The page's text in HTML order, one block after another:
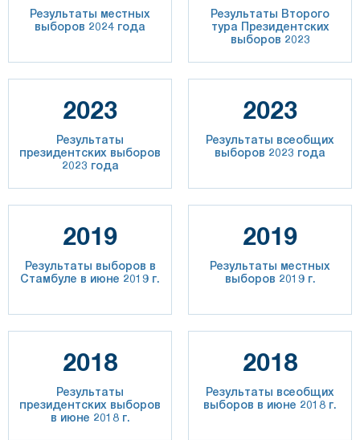
Результаты местных
выборов 2024 года
Результаты Второго
тура Президентских
выборов 2023
2023
Результаты
президентских выборов
2023 года
2023
Результаты всеобщих
выборов 2023 года
2019
Результаты выборов в
Стамбуле в июне 2019 г.
2019
Результаты местных
выборов 2019 г.
2018
Результаты
президентских выборов
в июне 2018 г.
2018
Результаты всеобщих
выборов в июне 2018 г.